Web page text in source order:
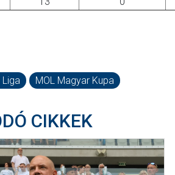
Liga MOL Magyar Kupa
CIKKEK